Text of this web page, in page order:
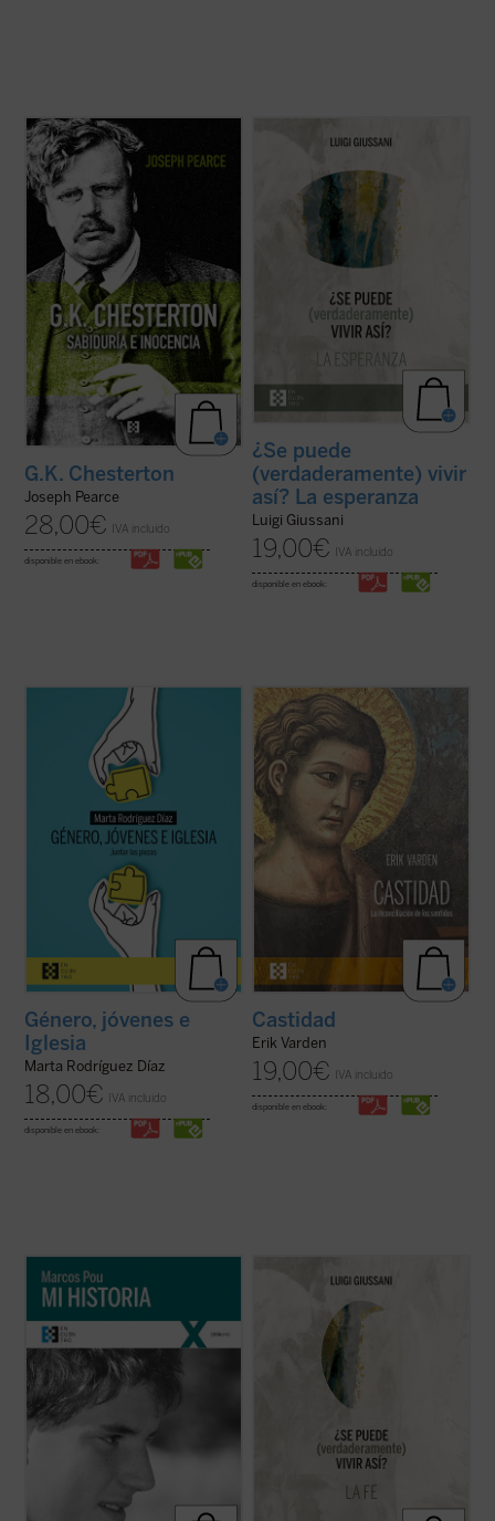
Edición 150 aniversario del nacimiento de
Chesterton.
«Pearce consigue que la vida de
Chesterton fluya con pulso de novela (...)
Leer
G.K. Chesterton. Sabiduría e inocencia
es altamente recomendable, salvo que uno
prefiera pasar ...(ver ficha)
G.K. Chesterton
Joseph Pearce
28,00€ IVA incluido
disponible en ebook:
Giussani, que la esperanza es una palabra
rica apertura a la realidad, el más rico
descubrimiento en la realidad, la mayor
exaltación de la realidad que el hombre ...
¿Se puede
(verdaderamente) vivir
así? La esperanza
Luigi Giussani
19,00€ IVA incluido
disponible en ebook:
Alrededor del género se ha abierto una
enorme brecha que separa a padres e
hijos, nietos y abuelos. No hay quien se
entienda y se escuche. En las familias es
motivo de disputa, los hijos no se sienten
acogidos y los padres se frustran ante
(ver ficha)
Género, jóvenes e
Iglesia
Marta Rodríguez Díaz
18,00€ IVA incluido
disponible en ebook:
Erik Varden muestra —en un texto
enriquecido con una amplia gama de
referencias a las escrituras, la literatura, la
música, la pintura y la escultura— que la
castidad, la dirección única de los sentidos,
es una cualidad atractiva y ...(ver ficha)
Castidad
Erik Varden
19,00€ IVA incluido
disponible en ebook:
«Es algo extraño hablar de 'mi historia'
puesto que lo único interesante en ella, lo
único que la salva de ser una historia
en mi vida. Por lo tanto, es más bien la
historia de lo que Cristo ha hecho ...(ver
(verdaderamente) vivir así?propone
Este primer volumen, en palabras de
Giussani, transita por estos tres senderos:
«fe, certeza de una presencia; ...